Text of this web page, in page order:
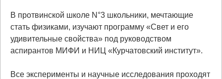
В протвинской школе N°3 школьники, мечтающие
стать физиками, изучают программу «Свет и его
удивительные свойства» под руководством
аспирантов МИФИ и НИЦ «Курчатовский институт».
Все эксперименты и научные исследования проходят